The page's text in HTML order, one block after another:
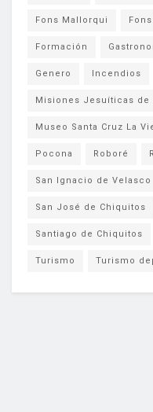
Fons Mallorqui
Formación
Genero Incendios
Misiones Jesuíticas de
Museo Santa Cruz La
Pocona Roboré
San Ignacio de Velasco
San José de Chiquitos
Santiago de Chiquitos
Turismo Turismo